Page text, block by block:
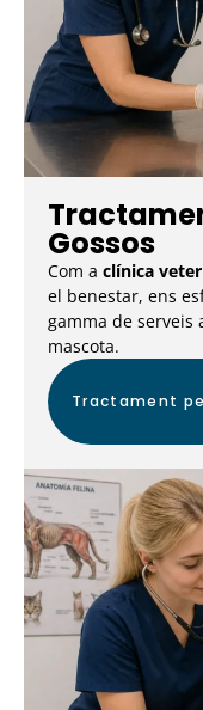
Gossos
Com a clínica
el benestar, ens
gamma de serveis
mascota.
Tractament